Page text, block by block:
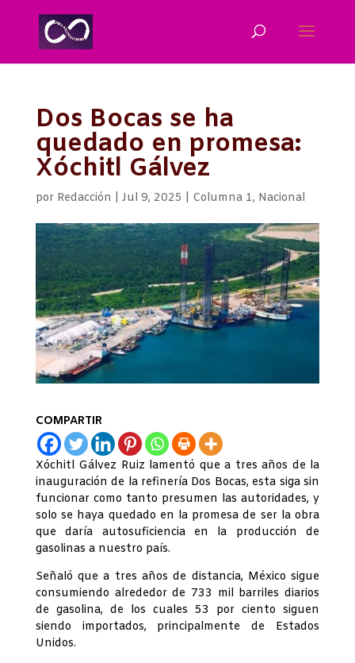
Dos Bocas se ha
quedado en promesa:
Xóchitl Gálvez
por Redacción Jul 9, 2025 Columna 1, Nacional
COMPARTIR
Xóchitl Gálvez Ruiz lamentó que a tres años de la
inauguración de la refinería Dos Bocas, esta siga sin
funcionar como tanto presumen las autoridades, y
solo se haya quedado en la promesa de ser la obra
que daría autosuficiencia en la producción de
gasolinas a nuestro país.
Señaló que a tres años de distancia, México sigue
consumiendo alrededor de 733 mil barriles diarios
de gasolina, de los cuales 53 por ciento siguen
siendo importados, principalmente de Estados
Unidos.